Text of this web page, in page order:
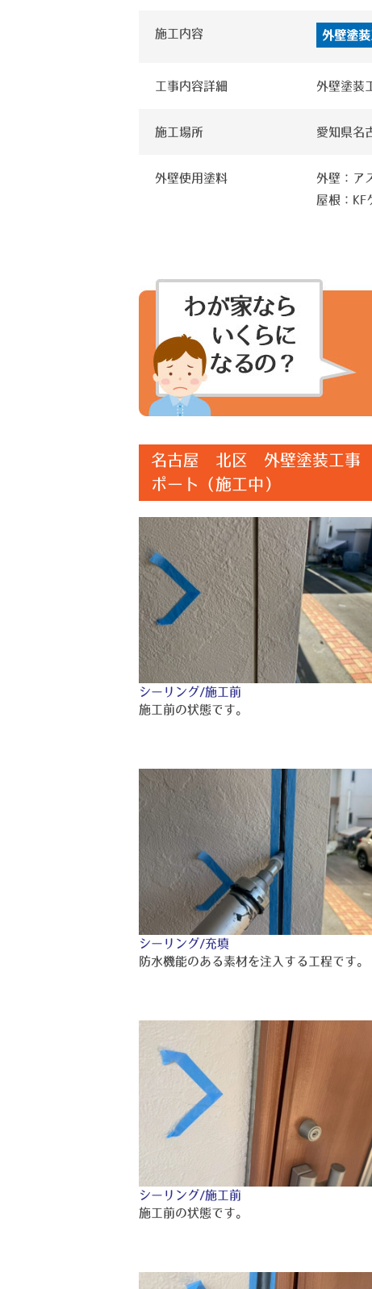
施工内容 外壁塗
工事内容詳細 外壁塗
施工場所 愛知県名
外壁使用塗料
外壁：ア
屋根：
名古屋 北区 外壁塗装工事
ポート（施工中）
シーリング/施工前
施工前の状態です。
シーリング/充填
防水機能のある素材を注入する工程です。
シーリング/施工前
施工前の状態です。